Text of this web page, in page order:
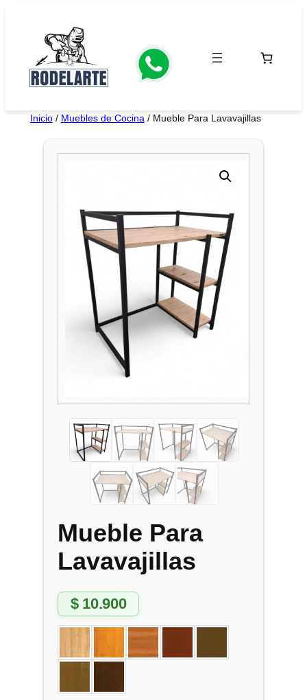
contenido
Inicio/ Muebles de Cocina / Mueble Para Lavavajillas
Mueble Para
Lavavajillas
$10.900